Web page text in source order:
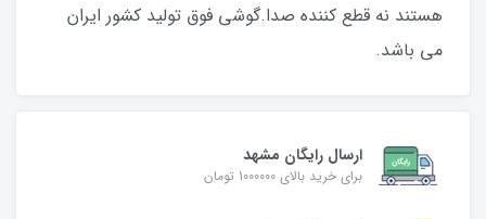
هستند نه قطع کننده صدا.گوشی فوق تولید کشور ایران
می باشد.
ارسال رایگان مشهد
برای خرید بالای 1000000 تومان